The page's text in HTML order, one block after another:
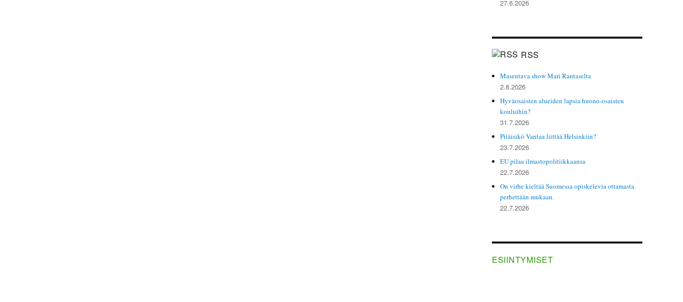
27.6.2026
RSS
Masentava show Mari Rantaselta
2.8.2026
Hyväosaisten alueiden lapsia huono-osaisten
kouluihin?
31.7.2026
Pitäisikö Vantaa liittää Helsinkiin?
23.7.2026
EU pilaa ilmastopolitiikkaansa
22.7.2026
On virhe kieltää Suomessa opiskelevia ottamasta
perhettään mukaan.
22.7.2026
ESIINTYMISET